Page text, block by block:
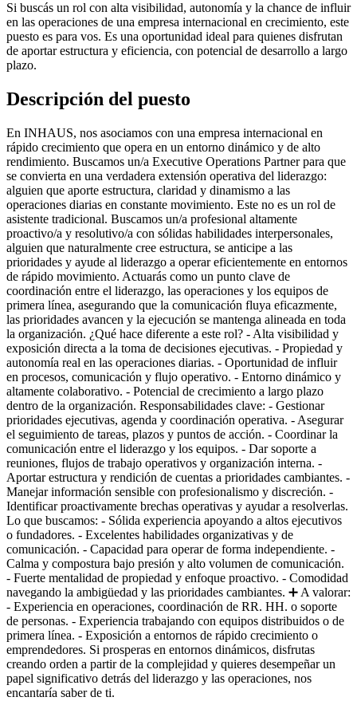
Si buscás un rol con alta visibilidad, autonomía y la chance de influir
en las operaciones de una empresa internacional en crecimiento, este
puesto es para vos. Es una oportunidad ideal para quienes disfrutan
de aportar estructura y eficiencia, con potencial de desarrollo a largo
plazo.
Descripción del puesto
En INHAUS, nos asociamos con una empresa internacional en
rápido crecimiento que opera en un entorno dinámico y de alto
rendimiento. Buscamos un/a Executive Operations Partner para que
se convierta en una verdadera extensión operativa del liderazgo:
alguien que aporte estructura, claridad y dinamismo a las
operaciones diarias en constante movimiento. Este no es un rol de
asistente tradicional. Buscamos un/a profesional altamente
proactivo/a y resolutivo/a con sólidas habilidades interpersonales,
alguien que naturalmente cree estructura, se anticipe a las
prioridades y ayude al liderazgo a operar eficientemente en entornos
de rápido movimiento. Actuarás como un punto clave de
coordinación entre el liderazgo, las operaciones y los equipos de
primera línea, asegurando que la comunicación fluya eficazmente,
las prioridades avancen y la ejecución se mantenga alineada en toda
la organización. ¿Qué hace diferente a este rol? - Alta visibilidad y
exposición directa a la toma de decisiones ejecutivas. - Propiedad y
autonomía real en las operaciones diarias. - Oportunidad de influir
en procesos, comunicación y flujo operativo. - Entorno dinámico y
altamente colaborativo. - Potencial de crecimiento a largo plazo
dentro de la organización. Responsabilidades clave: - Gestionar
prioridades ejecutivas, agenda y coordinación operativa. - Asegurar
el seguimiento de tareas, plazos y puntos de acción. - Coordinar la
comunicación entre el liderazgo y los equipos. - Dar soporte a
reuniones, flujos de trabajo operativos y organización interna. -
Aportar estructura y rendición de cuentas a prioridades cambiantes. -
Manejar información sensible con profesionalismo y discreción. -
Identificar proactivamente brechas operativas y ayudar a resolverlas.
Lo que buscamos: - Sólida experiencia apoyando a altos ejecutivos
o fundadores. - Excelentes habilidades organizativas y de
comunicación. - Capacidad para operar de forma independiente. -
Calma y compostura bajo presión y alto volumen de comunicación.
- Fuerte mentalidad de propiedad y enfoque proactivo. - Comodidad
navegando la ambigüedad y las prioridades cambiantes. ➕ A valorar:
- Experiencia en operaciones, coordinación de RR. HH. o soporte
de personas. - Experiencia trabajando con equipos distribuidos o de
primera línea. - Exposición a entornos de rápido crecimiento o
emprendedores. Si prosperas en entornos dinámicos, disfrutas
creando orden a partir de la complejidad y quieres desempeñar un
papel significativo detrás del liderazgo y las operaciones, nos
encantaría saber de ti.